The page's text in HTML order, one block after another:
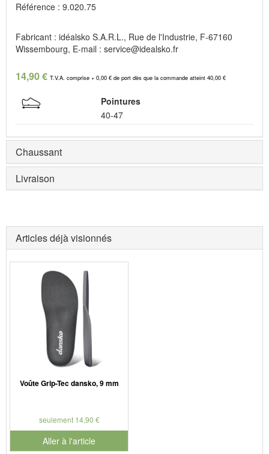
Référence : 9.020.75
Fabricant : idéalsko S.A.R.L., Rue de l'Industrie, F-67160
Wissembourg, E-mail : service@idealsko.fr
14,90 € T.V.A. comprise + 0,00 € de port dès que la commande atteint 40,00 €
Pointures
40-47
Chaussant
Livraison
Articles déjà visionnés
Voûte Grip-Tec dansko, 9 mm
seulement 14,90 €
Aller à l'article